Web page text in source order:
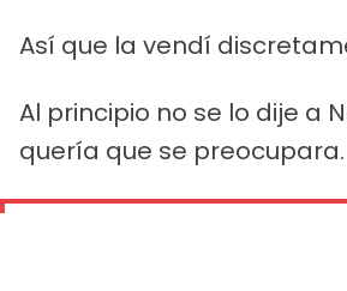
Así que la vendí
Al principio no se lo dije a
quería que se preocupara.